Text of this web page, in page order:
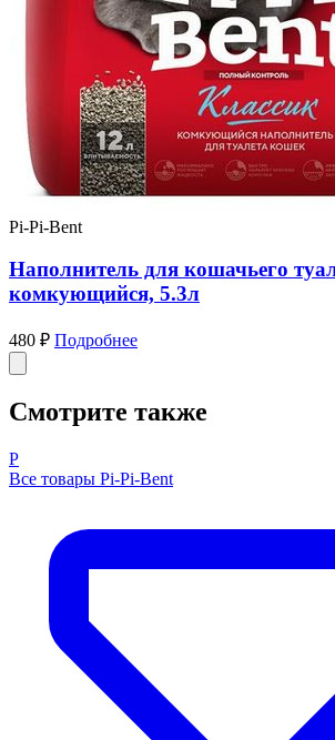
Pi-Pi-Bent
Наполнитель для кошачьего
комкующийся, 5.3л
480 ₽ Подробнее
Смотрите также
P
Все товары Pi-Pi-Bent